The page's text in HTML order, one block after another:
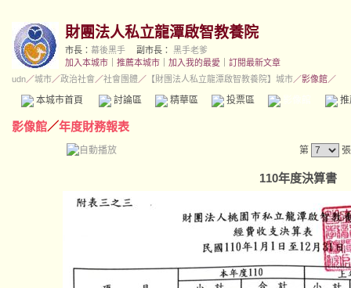
財團法人私立龍潭啟智教養院
市長： 幕後黑手 副市長： 黑手老爹
加入本城市
推薦本城市 加入我的最愛
訂閱最新文章
udn／城市／政治社會 ／社會團體／ 【財團法人私立龍潭啟智教養院】城市／影像館／
本城市首頁 討論區 精華區 投票區 影像館
影像館／年度財務報表
第
110年度決算書